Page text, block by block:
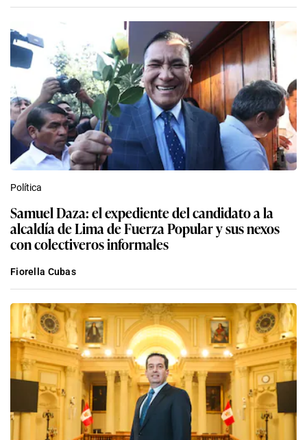
Política
Samuel Daza: el expediente del candidato a la
alcaldía de Lima de Fuerza Popular y sus nexos
con colectiveros informales
Fiorella Cubas